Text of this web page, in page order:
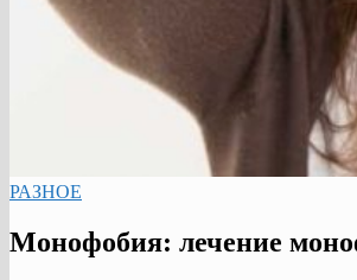
РАЗНОЕ
Монофобия: лечение